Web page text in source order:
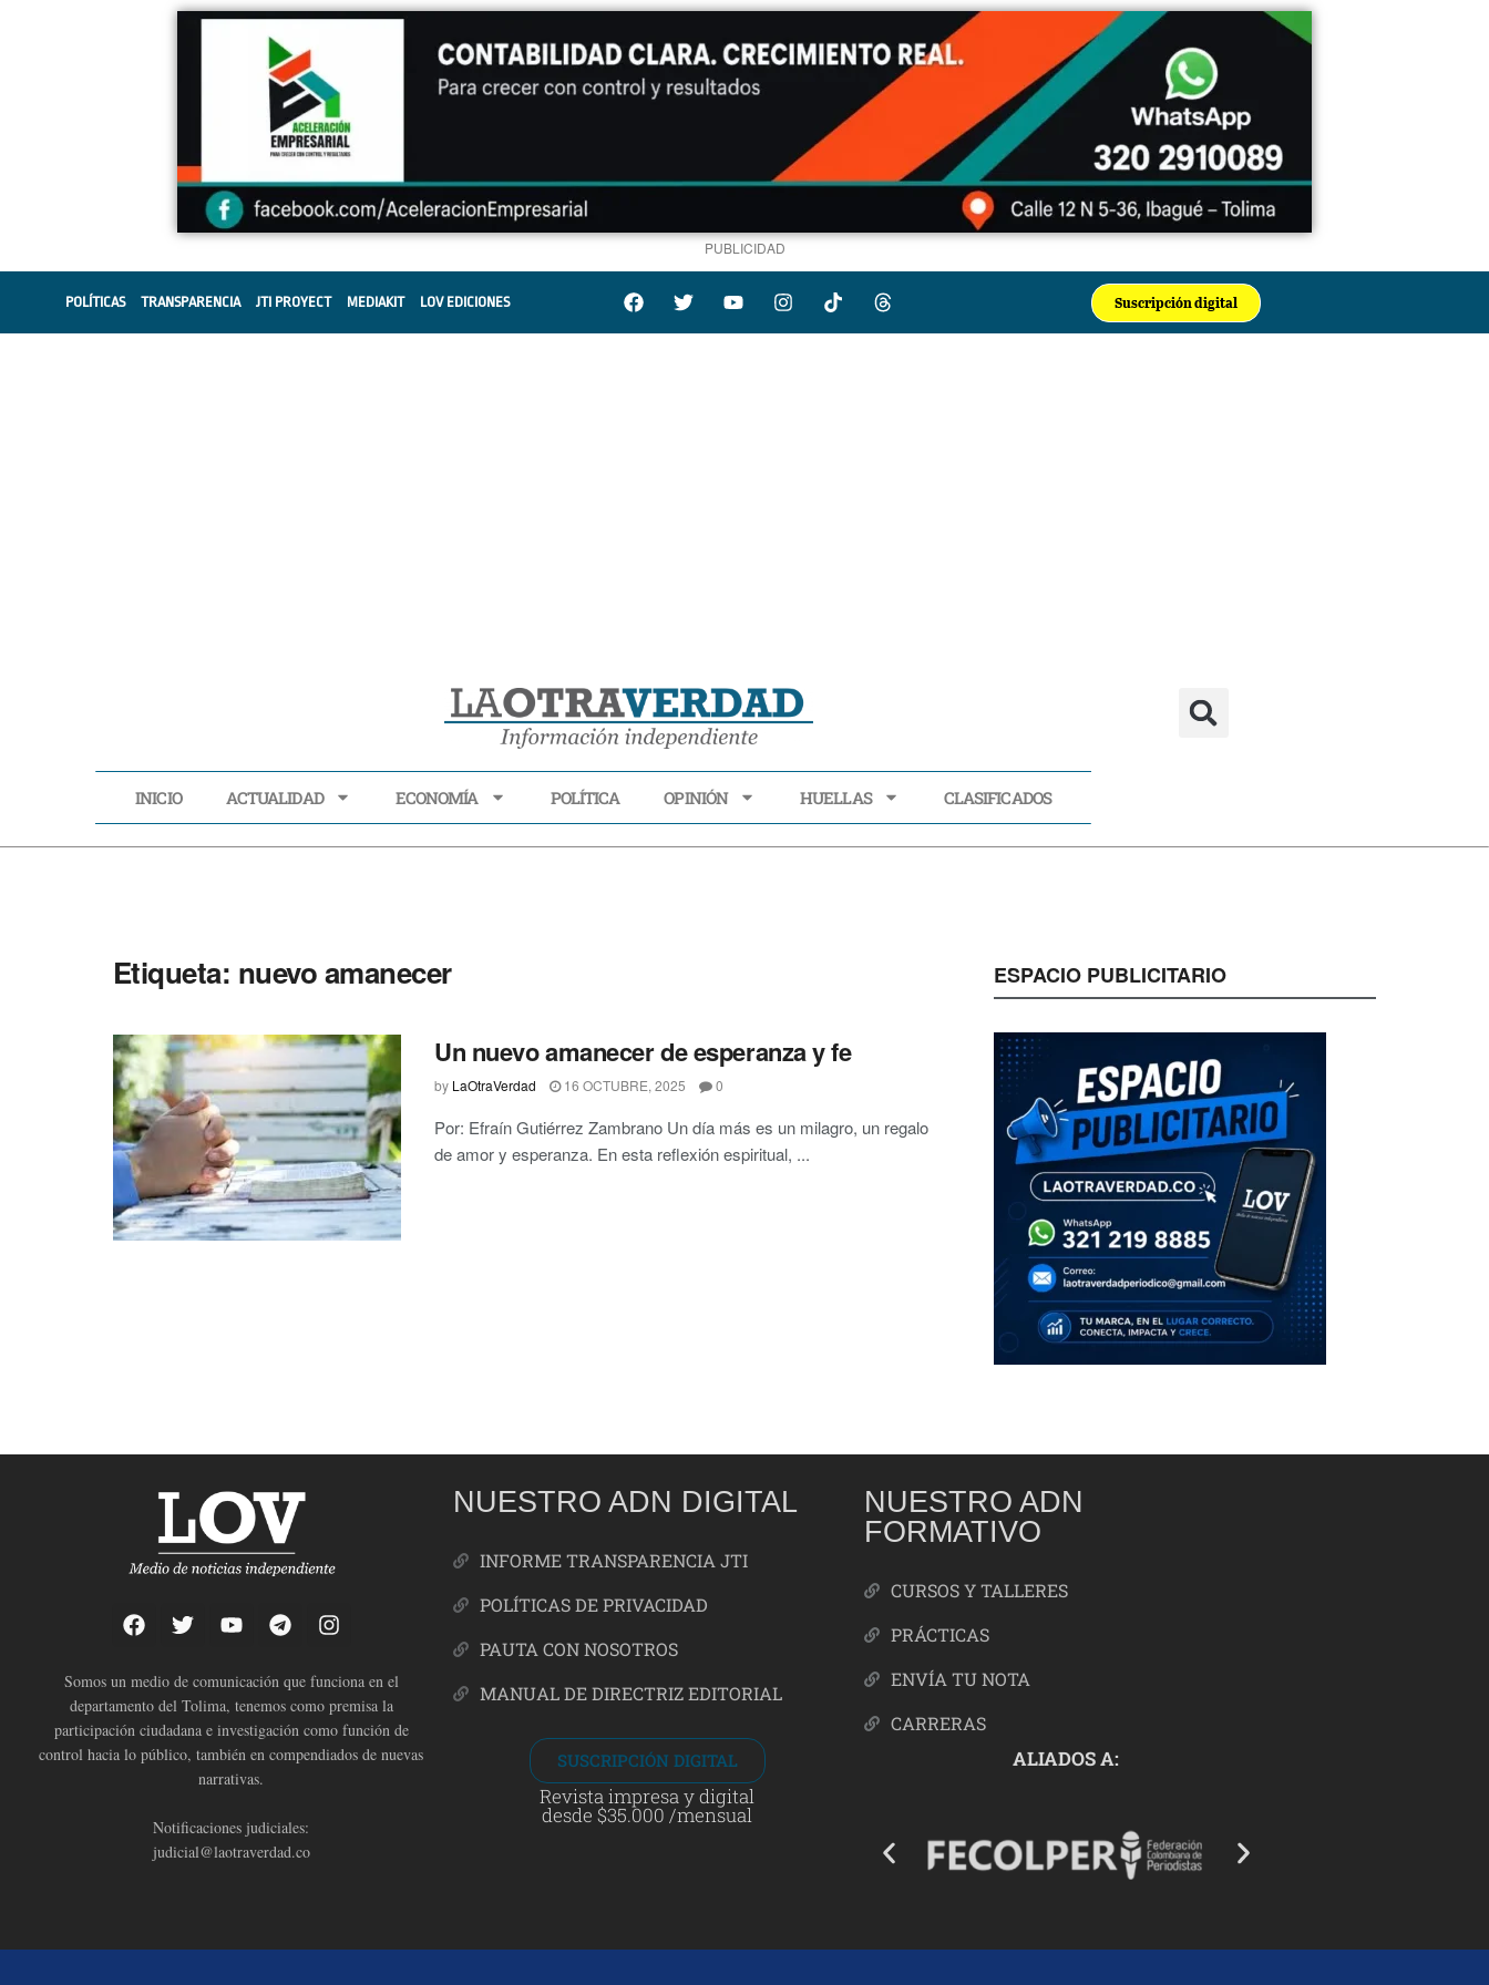
PUBLICIDAD
POLÍTICAS TRANSPARENCIA JTI PROYECT MEDIAKIT LOV EDICIONES Suscripción digital
INICIO ACTUALIDAD ECONOMÍA POLÍTICA OPINIÓN HUELLAS CLASIFICADOS
Etiqueta: nuevo amanecer
Un nuevo amanecer de esperanza y fe
by LaOtraVerdad 16 OCTUBRE, 2025 0
Por: Efraín Gutiérrez Zambrano Un día más es un milagro, un regalo
de amor y esperanza. En esta reflexión espiritual, ...
ESPACIO PUBLICITARIO
Somos un medio de comunicación que funciona en el
departamento del Tolima, tenemos como premisa la
participación ciudadana e investigación como función de
control hacia lo público, también en compendiados de nuevas
narrativas.
Notificaciones judiciales:
judicial@laotraverdad.co
NUESTRO ADN DIGITAL
INFORME TRANSPARENCIA JTI
POLÍTICAS DE PRIVACIDAD
PAUTA CON NOSOTROS
MANUAL DE DIRECTRIZ EDITORIAL
SUSCRIPCIÓN DIGITAL
Revista impresa y digital
desde $35.000 /mensual
NUESTRO ADN
FORMATIVO
CURSOS Y TALLERES
PRÁCTICAS
ENVÍA TU NOTA
CARRERAS
ALIADOS A: